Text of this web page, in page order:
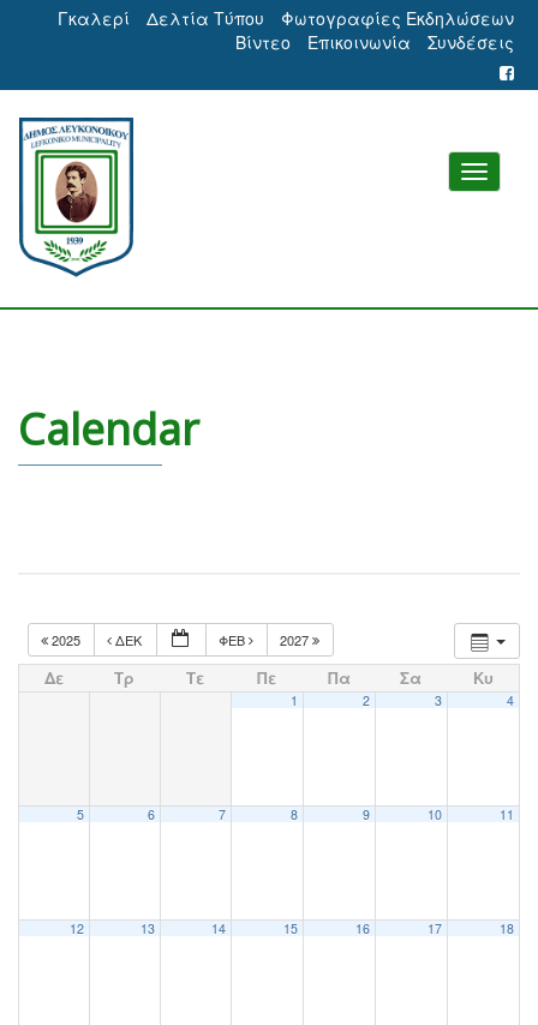
Γκαλερί Δελτία Τύπου
Φωτογραφίες Εκδηλώσεων
Βίντεο
Επικοινωνία Συνδέσεις
Calendar
2025 ΔΕΚ ΦΕΒ 2027
Δε Τρ Τε Πε Πα Σα Κυ
1 2 3 4
5 6 7 8 9 10 11
12 13 14 15 16 17 18